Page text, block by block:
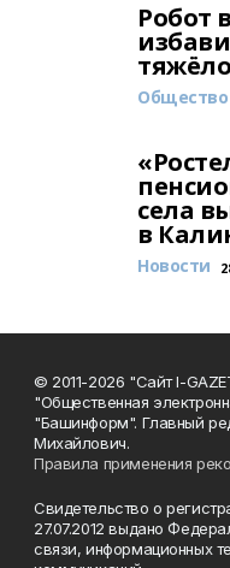
Робот
Общество
села
в
Новости
© 2011-2026 "Сайт I-
"Общественная
"Башинформ". Главный
Михайлович.
Правила применения
Свидетельство о
27.07.2012 выдано
связи, информационных